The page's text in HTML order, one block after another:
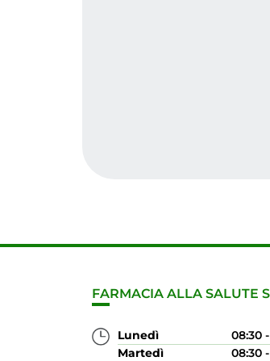
FARMACIA ALLA SALUTE
Lunedì 08:30
Martedì
08:30